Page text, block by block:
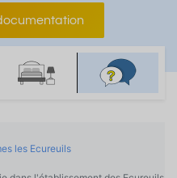
les Ecureuils